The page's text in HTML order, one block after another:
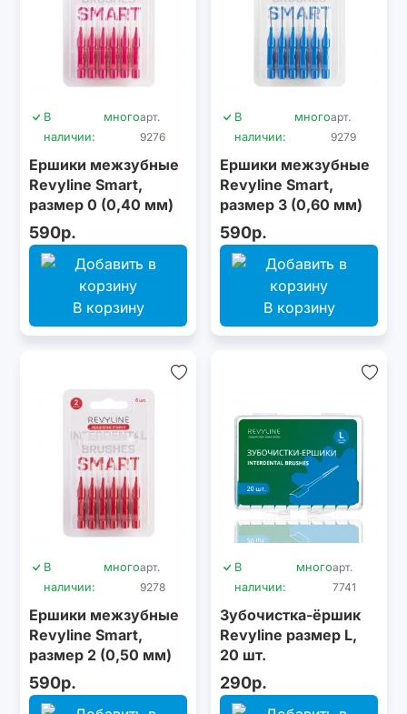
В
наличии:
многоарт.
9276
Ершики межзубные
Revyline Smart,
размер 0 (0,40 мм)
розовые, 6 шт.
590р.
В корзину
В
наличии:
многоарт.
9279
Ершики межзубные
Revyline Smart,
размер 3 (0,60 мм)
голубые, 6 шт.
590р.
В корзину
В
наличии:
многоарт.
9278
Ершики межзубные
Revyline Smart,
размер 2 (0,50 мм)
красные, 6 шт.
590р.
В
наличии:
многоарт.
7741
Зубочистка-ёршик
Revyline размер L,
20 шт.
290р.